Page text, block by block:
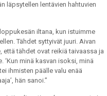
läpsytellen lentävien hahtuvien
iltana, kun istuimme
Tähdet syttyivät juuri. Aivan
tähdet ovat reikiä taivaassa ja
minä kasvan isoksi, minä
ihmisten päälle valu enää
hän sanoi.”